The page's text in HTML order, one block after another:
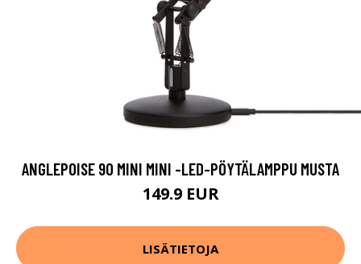
ANGLEPOISE 90 MINI MINI -LED-PÖYTÄLAMPPU MUSTA
149.9 EUR
LISÄTIETOJA